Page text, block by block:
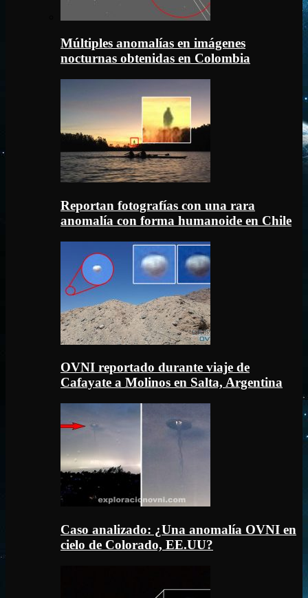
Múltiples anomalías en imágenes
nocturnas obtenidas en Colombia
Reportan fotografías con una rara
anomalía con forma humanoide en Chile
OVNI reportado durante viaje de
Cafayate a Molinos en Salta, Argentina
Caso analizado: ¿Una anomalía OVNI en
cielo de Colorado, EE.UU?